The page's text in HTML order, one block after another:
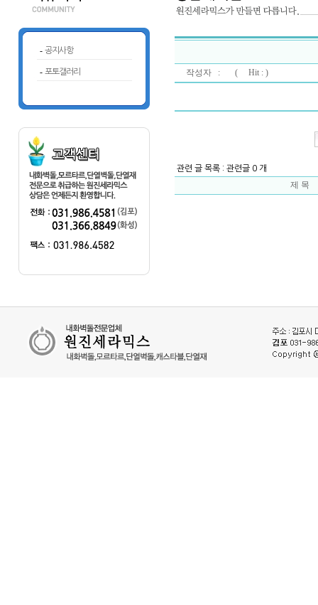
- 공지사항
- 포토갤러리 작성자 : ( Hit : )
관련 글 목록 : 관련글 0 개
제 목